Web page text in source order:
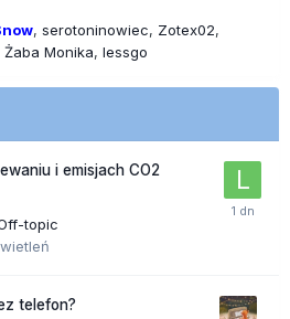
serotoninowiec
Zotex02
Żaba Monika lessgo
i emisjach CO2
topic
telefon?